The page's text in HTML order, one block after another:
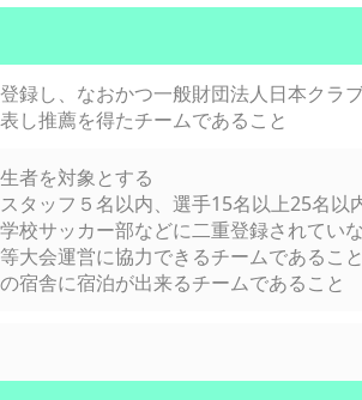
録し、なおかつ一般財団法人日本クラ
し推薦を得たチームであること
者を対象とする
ッフ５名以内、選手15名以上25名以
サッカー部などに二重登録されてい
会運営に協力できるチームであること
舎に宿泊が出来るチームであること